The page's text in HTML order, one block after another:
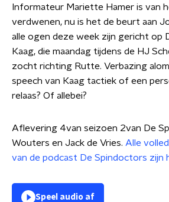
Informateur Mariette Hamer is van
verdwenen, nu is het de beurt aan
alle ogen deze week zijn gericht op
Kaag, die maandag tijdens de HJ
zocht richting Rutte. Verbazing
speech van Kaag tactiek of een
relaas? Of allebei?
Aflevering 4van seizoen 2van De
Wouters en Jack de Vries. Alle
van de podcast De Spindoctors zijn
Speel audio af